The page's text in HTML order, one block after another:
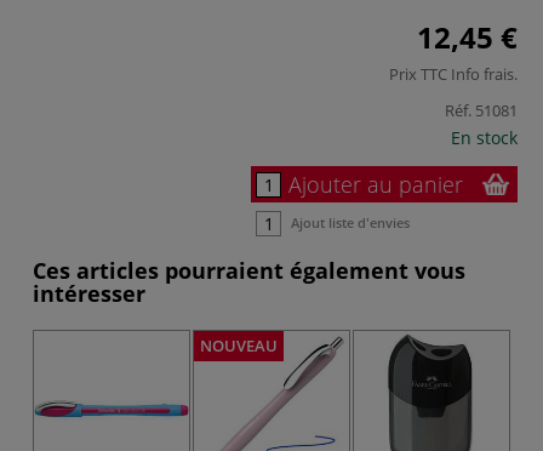
12,45 €
Prix TTC Info frais.
Réf. 51081
En stock
Ajouter au panier
Ajout liste d'envies
Ces articles pourraient également vous
intéresser
NOUVEAU